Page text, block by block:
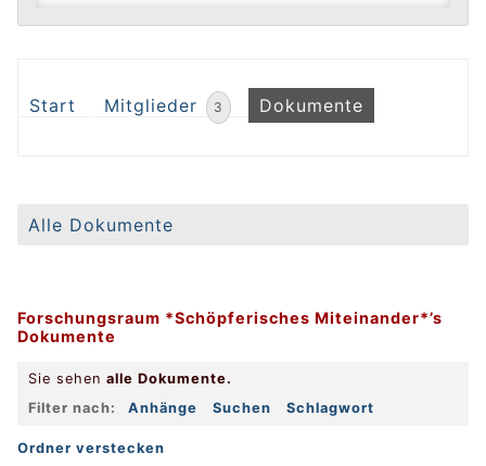
Start Mitglieder 3 Dokumente
Alle Dokumente
Forschungsraum *Schöpferisches Miteinander*’s
Dokumente
Sie sehen alle Dokumente.
Filter nach:
Anhänge Suchen Schlagwort
Ordner verstecken